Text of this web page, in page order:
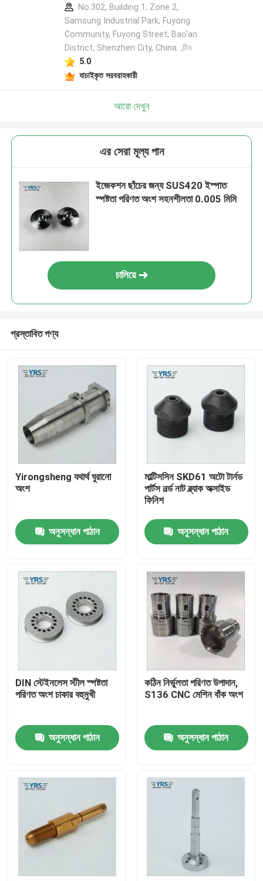
বাড়ি
পণ্য
আমাদের সম্পর্কে
মান নিয়ন্ত্রণ
যোগাযোগ করুন
নির্ভুলতা মেশিন অংশ
সিএনসি মেশিনযুক্ত অংশ
No.302, Building 1, Zone 2,
Samsung Industrial Park, Fuyong
Community, Fuyong Street, Bao'an
District, Shenzhen City, China. ,চীন
5.0
যাচাইকৃত সরবরাহকারী
আরো দেখুন
এর সেরা মূল্য পান
ইজেকশন ছাঁচের জন্য SUS420 ইস্পাত
স্পষ্টতা পরিণত অংশ সহনশীলতা 0.005 মিমি
চালিয়ে
প্রস্তাবিত পণ্য
Yirongsheng যথার্থ ঘুরানো
অংশ
অনুসন্ধান পাঠান
মাল্টিসসিন SKD61 অটো টার্নড
পার্টস নর্ল্ড নাট ব্ল্যাক অক্সাইড
ফিনিশ
অনুসন্ধান পাঠান
DIN স্টেইনলেস স্টীল স্পষ্টতা
পরিণত অংশ চাকার বহুমুখী
অনুসন্ধান পাঠান
কঠিন নির্ভুলতা পরিণত উপাদান,
S136 CNC মেশিন বাঁক অংশ
অনুসন্ধান পাঠান